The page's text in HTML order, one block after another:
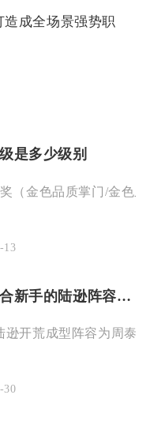
成全场景强势职
是多少级别
（金色品质掌门/金色
13
手的陆逊阵容推荐
逊开荒成型阵容为周泰
30